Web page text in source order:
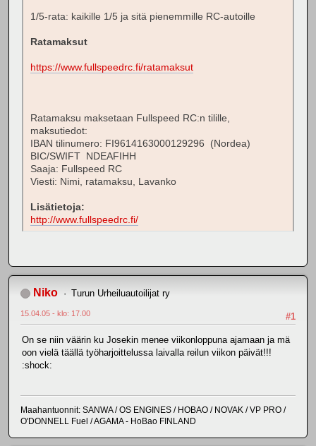
1/5-rata: kaikille 1/5 ja sitä pienemmille RC-autoille
Ratamaksut
https://www.fullspeedrc.fi/ratamaksut
Ratamaksu maksetaan Fullspeed RC:n tilille,
maksutiedot:
IBAN tilinumero: FI9614163000129296 (Nordea)
BIC/SWIFT NDEAFIHH
Saaja: Fullspeed RC
Viesti: Nimi, ratamaksu, Lavanko
Lisätietoja:
http://www.fullspeedrc.fi/
Niko Turun Urheiluautoilijat ry
#1
15.04.05 - klo: 17.00
On se niin väärin ku Josekin menee viikonloppuna ajamaan ja mä
oon vielä täällä työharjoittelussa laivalla reilun viikon päivät!!!
:shock:
Maahantuonnit: SANWA / OS ENGINES / HOBAO / NOVAK / VP PRO /
O'DONNELL Fuel / AGAMA - HoBao FINLAND